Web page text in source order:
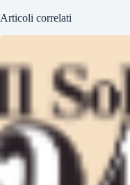
Articoli correlati